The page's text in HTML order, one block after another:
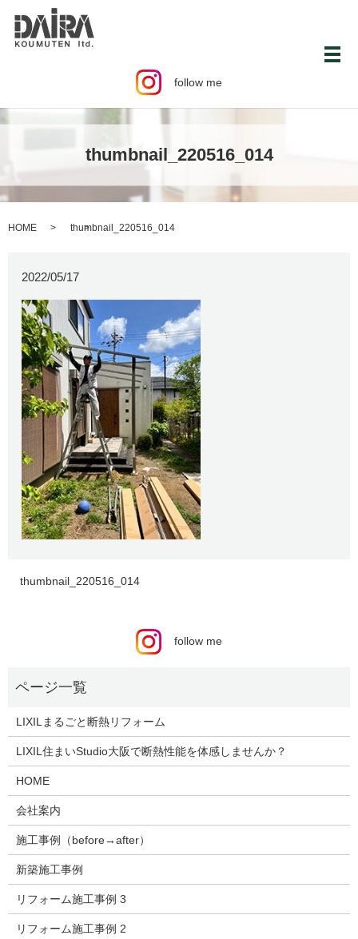
follow me
メ
thumbnail_220516_014
HOME thumbnail_220516_014
2022/05/17
thumbnail_220516_014
follow me
LIXILまるごと断熱リフォーム
LIXIL住まいStudio大阪で断熱性能を体感しませんか？
HOME
会社案内
施工事例（before→after）
新築施工事例
リフォーム施工事例 3
リフォーム施工事例 2